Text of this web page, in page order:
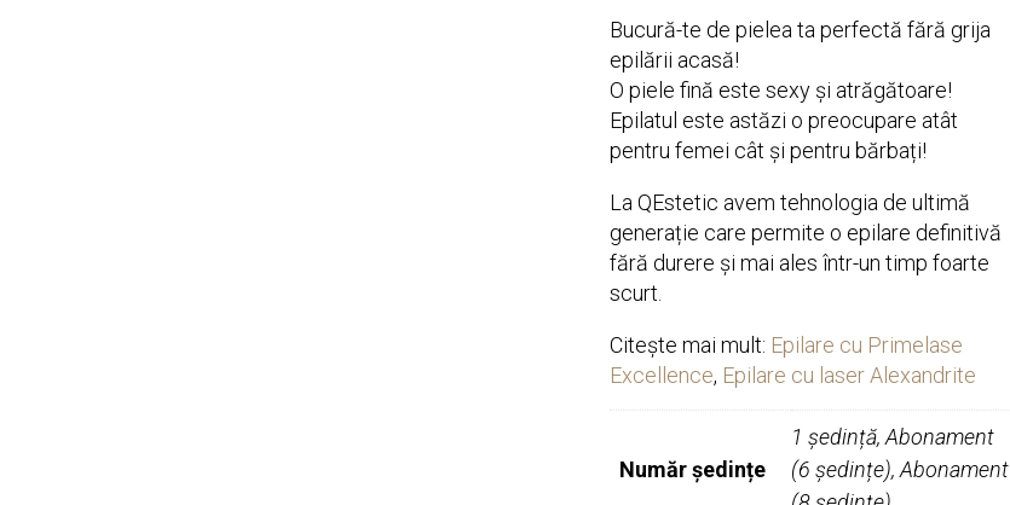
Bucură-te de pielea ta perfectă fără grija
epilării acasă!
O piele fină este sexy și atrăgătoare!
Epilatul este astăzi o preocupare atât
pentru femei cât și pentru bărbați!
La QEstetic avem tehnologia de ultimă
generație care permite o epilare definitivă
fără durere și mai ales într-un timp foarte
scurt.
Citește mai mult: Epilare cu Primelase
Excellence, Epilare cu laser Alexandrite
Număr ședințe
1 ședință, Abonament
(6 ședințe), Abonament